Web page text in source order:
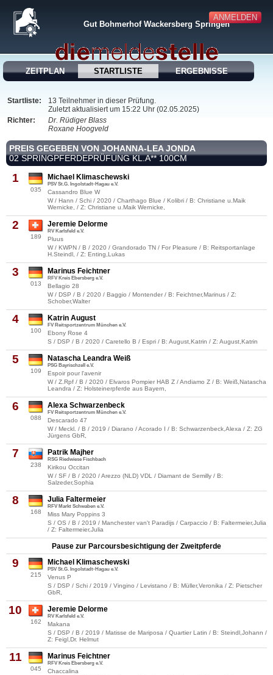
ANMELDEN
Gut Bohmerhof Wackersberg Springen
ZEITPLAN STARTLISTE ERGEBNISSE
Startliste:
13 Teilnehmer in dieser Prüfung.
Zuletzt aktualisiert um 15:22 Uhr (02.05.2025)
Richter:
Dr. Rüdiger Blass
Roxane Hoogveld
PREIS GEGEBEN VON JOHANNA-LEA JONDA
02 SPRINGPFERDEPRÜFUNG KL.A** 100CM
1
035
Michael Klimaschewski
PSV St.G. Ingolstadt-Hagau e.V.
Cassandro Blue W
W / Hann / Schi / 2020 / Charthago Blue / Kolibri / B: Christiane u.Maik
Wernicke, / Z: Christiane u.Maik Wernicke,
2
189
Jeremie Delorme
RV Karlsfeld e.V.
Pluus
W / KWPN / B / 2020 / Grandorado TN / For Pleasure / B: Reitsportanlage
H.Steindl, / Z: Enting,Lukas
3
013
Marinus Feichtner
RFV Kreis Ebersberg e.V.
Bellagio 28
W / DSP / B / 2020 / Baggio / Montender / B: Feichtner,Marinus / Z:
Schober,Walter
4
100
Katrin August
FV Reitsportzentrum München e.V.
Ebony Rose 4
S / DSP / B / 2020 / Caretello B / Espri / B: August,Katrin / Z: August,Katrin
5
109
Natascha Leandra Weiß
PSG Bayrischzell e.V.
Espoir pour l'avenir
W / Z.Rpf / B / 2020 / Elvaros Pompier HAB Z / Andiamo Z / B: Weiß,Natascha
Leandra / Z: Holsteinerpferde aus Bayern,
6
088
Alexa Schwarzenbeck
FV Reitsportzentrum München e.V.
Descarado 47
W / Meckl. / B / 2019 / Diarano / Acorado I / B: Schwarzenbeck,Alexa / Z: ZG
Jürgens GbR,
7
238
Patrik Majher
RSG Riedwiese Fischbach
Kirikou Occitan
W / SF / B / 2020 / Arezzo (NLD) VDL / Diamant de Semilly / B:
Salzeder,Sophia
8
168
Julia Faltermeier
RFV Markt Schwaben e.V.
Miss Mary Poppins 3
S / OS / B / 2019 / Manchester van't Paradijs / Carpaccio / B: Faltermeier,Julia
/ Z: Faltermeier,Julia
Pause zur Parcoursbesichtigung der Zweitpferde
9
215
Michael Klimaschewski
PSV St.G. Ingolstadt-Hagau e.V.
Venus P
S / DSP / Schi / 2019 / Vingino / Levistano / B: Müller,Veronika / Z: Pietscher
GbR,
10
162
Jeremie Delorme
RV Karlsfeld e.V.
Makana
S / DSP / B / 2019 / Matisse de Mariposa / Quartier Latin / B: Steindl,Johann /
Z: Feigl,Dr. Helmut
11
045
Marinus Feichtner
RFV Kreis Ebersberg e.V.
Chaccalina